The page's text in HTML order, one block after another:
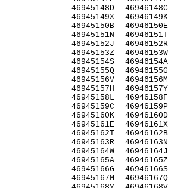
46945148D
46945149X
46945150B
46945151N
46945152J
46945153Z
46945154S
46945155Q
46945156V
46945157H
46945158L
46945159C
46945160K
46945161E
46945162T
46945163R
46945164W
46945165A
46945166G
46945167M
46946148C
46946149K
46946150E
46946151T
46946152R
46946153W
46946154A
46946155G
46946156M
46946157Y
46946158F
46946159P
46946160D
46946161X
46946162B
46946163N
46946164J
46946165Z
46946166S
46946167Q